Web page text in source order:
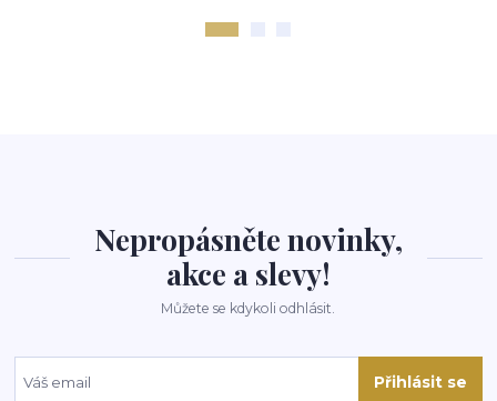
Nepropásněte novinky,
akce a slevy!
Můžete se kdykoli odhlásit.
Přihlásit se